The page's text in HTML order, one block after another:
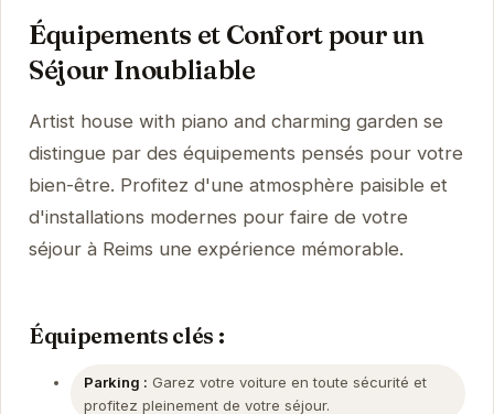
Équipements et Confort pour un
Séjour Inoubliable
Artist house with piano and charming garden se
distingue par des équipements pensés pour votre
bien-être. Profitez d'une atmosphère paisible et
d'installations modernes pour faire de votre
séjour à Reims une expérience mémorable.
Équipements clés :
Parking : Garez votre voiture en toute sécurité et
profitez pleinement de votre séjour.